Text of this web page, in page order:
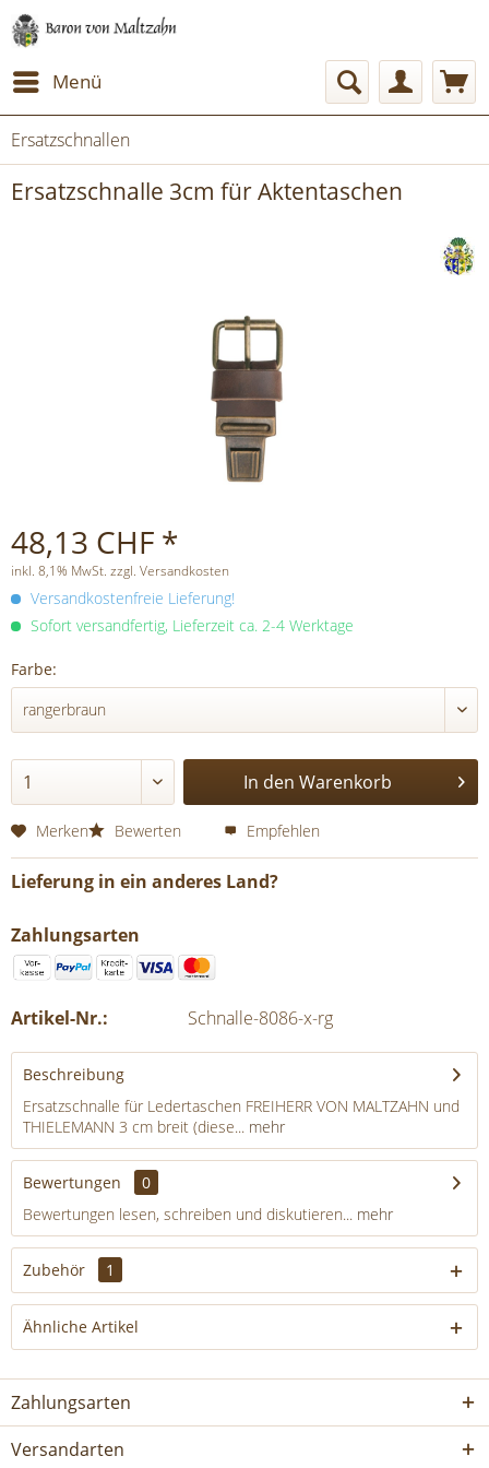
Menü
Ersatzschnallen
Ersatzschnalle 3cm für Aktentaschen
48,13 CHF *
inkl. 8,1% MwSt. zzgl. Versandkosten
Versandkostenfreie Lieferung!
Sofort versandfertig, Lieferzeit ca. 2-4 Werktage
Farbe:
In den Warenkorb
Merken Bewerten Empfehlen
Lieferung in ein anderes Land?
Zahlungsarten
Artikel-Nr.: Schnalle-8086-x-rg
Beschreibung
Ersatzschnalle für Ledertaschen FREIHERR VON MALTZAHN und
THIELEMANN 3 cm breit (diese... mehr
Bewertungen
0
Bewertungen lesen, schreiben und diskutieren... mehr
Zubehör 1
Ähnliche Artikel
Zahlungsarten
Versandarten